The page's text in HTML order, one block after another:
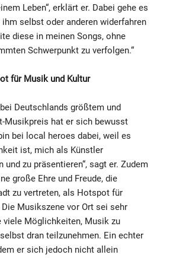
Leben“, erklärt er. Dabei gehe es
selbst oder anderen widerfahren
diese in meinen Songs, ohne
Schwerpunkt zu verfolgen.“
für Musik und Kultur
Deutschlands größtem und
Musikpreis hat er sich bewusst
bei local heroes dabei, weil es
ist, mich als Künstler
zu präsentieren“, sagt er. Zudem
große Ehre und Freude, die
zu vertreten, als Hotspot für
Musikszene vor Ort sei sehr
viele Möglichkeiten, Musik zu
dran teilzunehmen. Ein echter
er sich jedoch nicht allein